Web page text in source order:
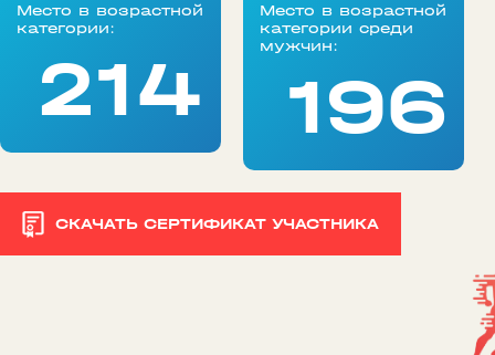
Место в возрастной
категории:
214
Место в возрастной
категории среди
мужчин:
196
СКАЧАТЬ СЕРТИФИКАТ УЧАСТНИКА